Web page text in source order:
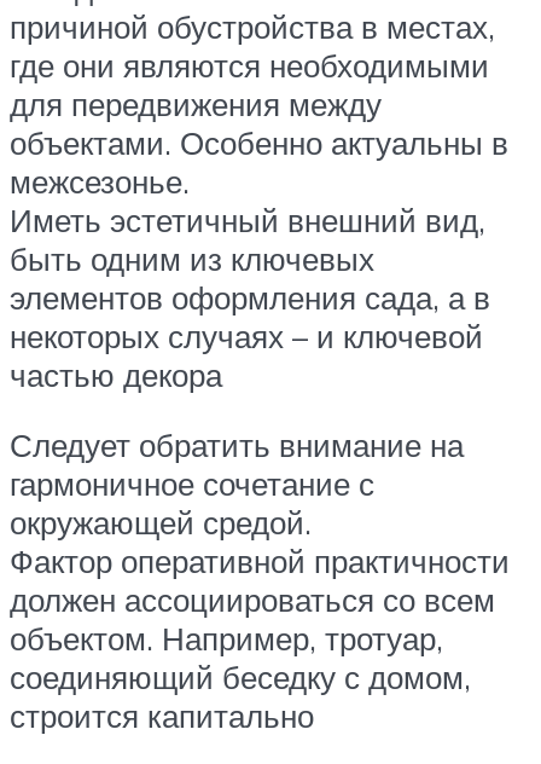
причиной обустройства в местах,
где они являются необходимыми
для передвижения между
объектами. Особенно актуальны в
межсезонье.
Иметь эстетичный внешний вид,
быть одним из ключевых
элементов оформления сада, а в
некоторых случаях – и ключевой
частью декора
Следует обратить внимание на
гармоничное сочетание с
окружающей средой.
Фактор оперативной практичности
должен ассоциироваться со всем
объектом. Например, тротуар,
соединяющий беседку с домом,
строится капитально